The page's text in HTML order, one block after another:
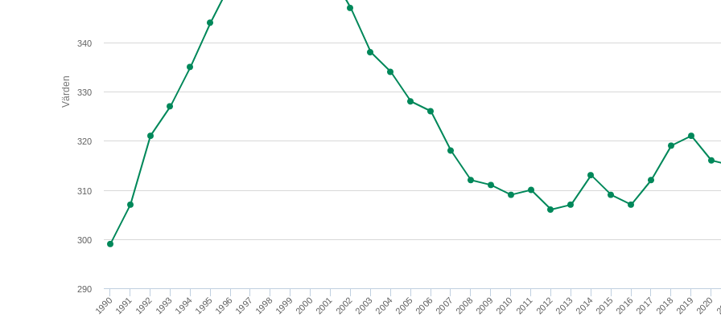
Värden
19901991199219931994199519961997 1998199920002001200220032004200520062007 200820092010 2011201220132014201520162017 201820192020
290
300
310
320
330
340